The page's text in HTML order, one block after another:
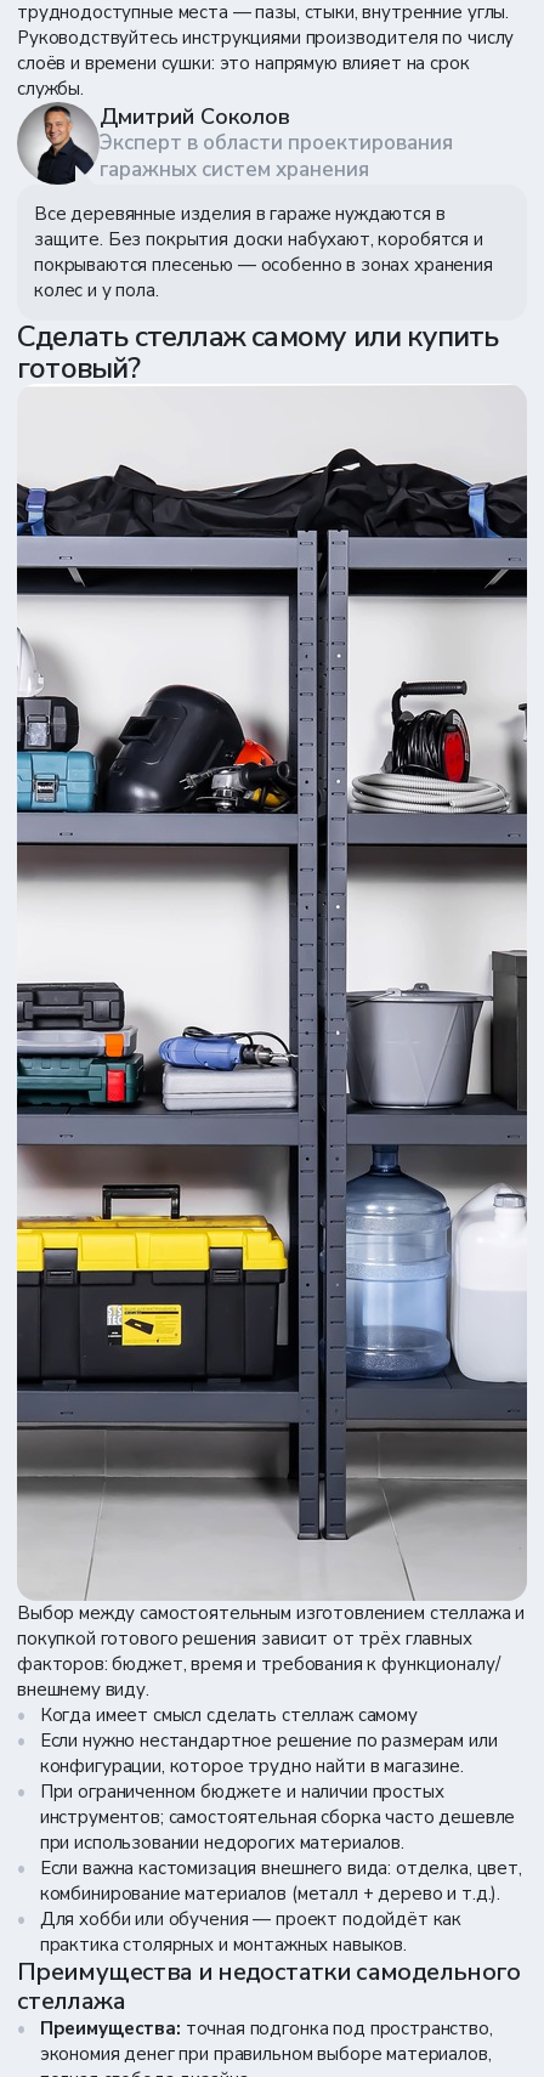
труднодоступные места — пазы, стыки, внутренние углы.
Руководствуйтесь инструкциями производителя по числу
слоёв и времени сушки: это напрямую влияет на срок
службы.
Дмитрий Соколов
Эксперт в области проектирования
гаражных систем хранения
Все деревянные изделия в гараже нуждаются в
защите. Без покрытия доски набухают, коробятся и
покрываются плесенью — особенно в зонах хранения
колес и у пола.
Сделать стеллаж самому или купить
готовый?
Выбор между самостоятельным изготовлением стеллажа и
покупкой готового решения зависит от трёх главных
факторов: бюджет, время и требования к функционалу/
внешнему виду.
Когда имеет смысл сделать стеллаж самому
Если нужно нестандартное решение по размерам или
конфигурации, которое трудно найти в магазине.
При ограниченном бюджете и наличии простых
инструментов; самостоятельная сборка часто дешевле
при использовании недорогих материалов.
Если важна кастомизация внешнего вида: отделка, цвет,
комбинирование материалов (металл + дерево и т.д.).
Для хобби или обучения — проект подойдёт как
практика столярных и монтажных навыков.
Преимущества и недостатки самодельного
стеллажа
Преимущества: точная подгонка под пространство,
экономия денег при правильном выборе материалов,